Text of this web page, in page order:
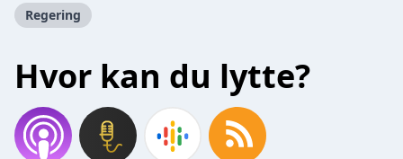
Regering
Hvor kan du lytte?